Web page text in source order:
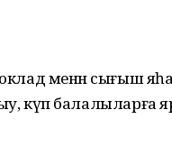
менән сығыш
балалыларға